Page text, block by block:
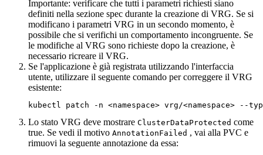
Importante: verificare che tutti i parametri richiesti siano
definiti nella sezione spec durante la creazione di VRG. Se si
modificano i parametri VRG in un secondo momento, è
possibile che si verifichi un comportamento incongruente. Se
le modifiche al VRG sono richieste dopo la creazione, è
necessario ricreare il VRG.
Se l'applicazione è già registrata utilizzando l'interfaccia
utente, utilizzare il seguente comando per correggere il VRG
esistente:
kubectl patch -n <namespace> vrg/
Lo stato VRG deve mostrare ClusterDataProtected come
true. Se vedi il motivo AnnotationFailed , vai alla PVC e
rimuovi la seguente annotazione da essa: